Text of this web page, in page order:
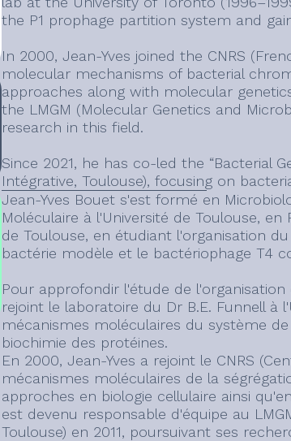
the P1 prophage partition system and
In 2000, Jean-Yves joined the CNRS
molecular mechanisms of bacterial
approaches along with molecular
the LMGM (Molecular Genetics and
research in this field.
Since 2021, he has co-led the “Bacterial
Intégrative, Toulouse), focusing on
Jean-Yves Bouet s'est formé en
Moléculaire à l'Université de Toulouse,
de Toulouse, en étudiant l'organisation
bactérie modèle et le bactériophage T4
Pour approfondir l'étude de
rejoint le laboratoire du Dr B.E. Funnell à
mécanismes moléculaires du système
biochimie des protéines.
En 2000, Jean-Yves a rejoint le CNRS
mécanismes moléculaires de la
approches en biologie cellulaire ainsi
est devenu responsable d'équipe au
Toulouse) en 2011, poursuivant ses